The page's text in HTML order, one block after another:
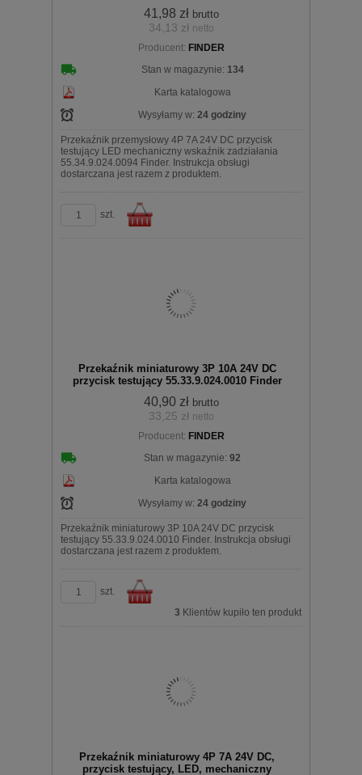
koszyka
41,98 zł brutto
34,13 zł netto
Producent: FINDER
Stan w magazynie: 134
Karta katalogowa
Wysyłamy w: 24 godziny
Przekaźnik przemysłowy 4P 7A 24V DC przycisk
testujący LED mechaniczny wskaźnik zadziałania
55.34.9.024.0094 Finder. Instrukcja obsługi
dostarczana jest razem z produktem.
szt.
Przekaźnik miniaturowy 3P 10A 24V DC
przycisk testujący 55.33.9.024.0010 Finder
40,90 zł brutto
33,25 zł netto
Producent: FINDER
Stan w magazynie: 92
Karta katalogowa
Wysyłamy w: 24 godziny
Przekaźnik miniaturowy 3P 10A 24V DC przycisk
testujący 55.33.9.024.0010 Finder. Instrukcja obsługi
dostarczana jest razem z produktem.
szt.
3 Klientów kupiło ten produkt
Przekaźnik miniaturowy 4P 7A 24V DC,
przycisk testujący, LED, mechaniczny